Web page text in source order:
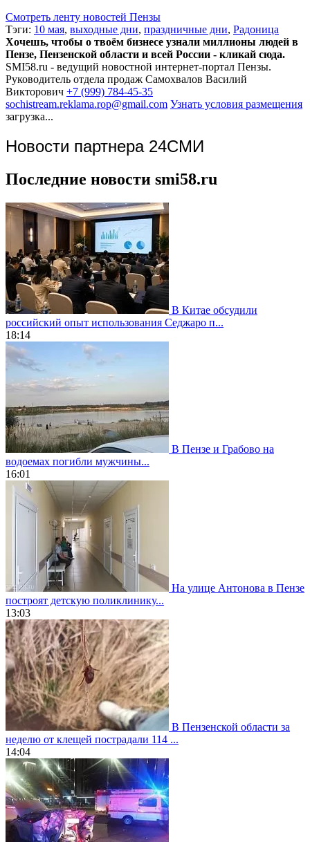
Смотреть ленту новостей Пензы
Тэги: 10 мая, выходные дни, праздничные дни, Радоница
Хочешь, чтобы о твоём бизнесе узнали миллионы людей в
Пензе, Пензенской области и всей России - кликай сюда.
SMI58.ru - ведущий новостной интернет-портал Пензы.
Руководитель отдела продаж Самохвалов Василий
Викторович +7 (999) 784-45-35
sochistream.reklama.rop@gmail.com Узнать условия размещения
загрузка...
Новости партнера 24СМИ
Последние новости smi58.ru
В Китае обсудили
российский опыт использования Седжаро п...
18:14
В Пензе и Грабово на
водоемах погибли мужчины...
16:01
На улице Антонова в Пензе
построят детскую поликлинику...
13:03
В Пензенской области за
неделю от клещей пострадали 114 ...
14:04